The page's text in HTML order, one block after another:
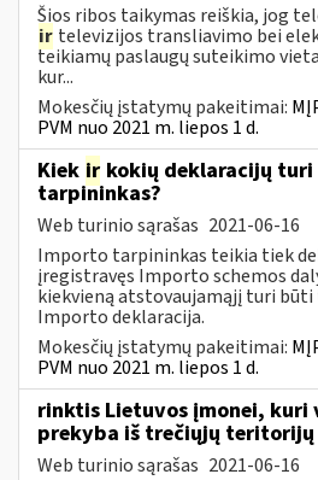
Šios ribos taikymas reiškia, jog
ir televizijos transliavimo bei
teikiamų paslaugų suteikimo
kur...
Mokesčių įstatymų pakeitimai:
PVM nuo 2021 m. liepos 1 d.
Kiek ir kokių deklaracijų
tarpininkas?
Web turinio sąrašas 2021-06-16
Importo tarpininkas teikia tiek
įregistravęs Importo schemos
kiekvieną atstovaujamąjį turi būti
Importo deklaracija.
Mokesčių įstatymų pakeitimai:
PVM nuo 2021 m. liepos 1 d.
rinktis Lietuvos įmonei, kuri
prekyba iš trečiųjų teritorijų
Web turinio sąrašas 2021-06-16